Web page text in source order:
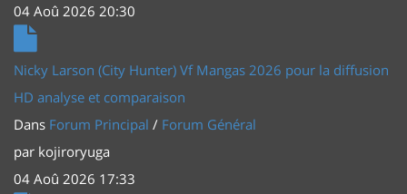
04 Aoû 2026 20:30
Nicky Larson (City Hunter) Vf Mangas 2026 pour la diffusion
HD analyse et comparaison
Dans Forum Principal / Forum Général
par kojiroryuga
04 Aoû 2026 17:33